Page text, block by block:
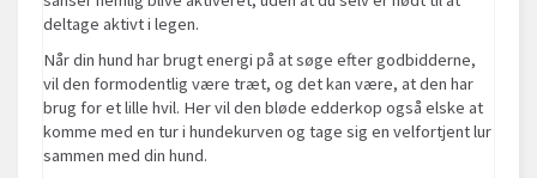
deltage aktivt i legen.
Når din hund har brugt energi på at søge efter godbidderne,
vil den formodentlig være træt, og det kan være, at den har
brug for et lille hvil. Her vil den bløde edderkop også elske at
komme med en tur i hundekurven og tage sig en velfortjent lur
sammen med din hund.